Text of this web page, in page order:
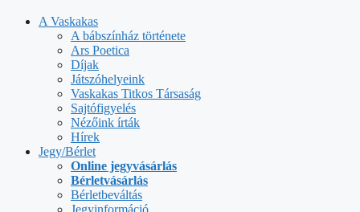
A Vaskakas
A bábszínház története
Ars Poetica
Díjak
Játszóhelyeink
Vaskakas Titkos Társaság
Sajtófigyelés
Nézőink írták
Hírek
Jegy/Bérlet
Online jegyvásárlás
Bérletvásárlás
Bérletbeváltás
Jegyinformáció